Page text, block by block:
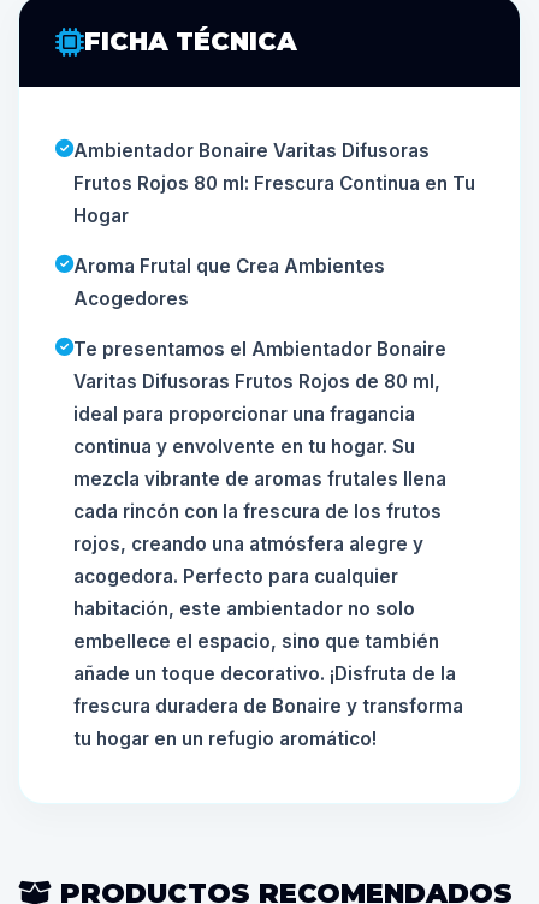
FICHA TÉCNICA
Ambientador Bonaire Varitas Difusoras
Frutos Rojos 80 ml: Frescura Continua en Tu
Hogar
Aroma Frutal que Crea Ambientes
Acogedores
Te presentamos el Ambientador Bonaire
Varitas Difusoras Frutos Rojos de 80 ml,
ideal para proporcionar una fragancia
continua y envolvente en tu hogar. Su
mezcla vibrante de aromas frutales llena
cada rincón con la frescura de los frutos
rojos, creando una atmósfera alegre y
acogedora. Perfecto para cualquier
habitación, este ambientador no solo
embellece el espacio, sino que también
añade un toque decorativo. ¡Disfruta de la
frescura duradera de Bonaire y transforma
tu hogar en un refugio aromático!
PRODUCTOS RECOMENDADOS